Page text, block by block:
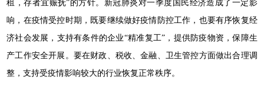
租，存者宜赈抚”的方针。新冠肺炎对一季度国民经济造成了一定影
响，在疫情受控时期，既要继续做好疫情防控工作，也要有序恢复经
济社会发展，支持有条件的企业“精准复工”，提供防疫物资，保障生
产工作安全开展。要在财政、税收、金融、卫生管控方面做出合理调
整，支持受疫情影响较大的行业恢复正常秩序。